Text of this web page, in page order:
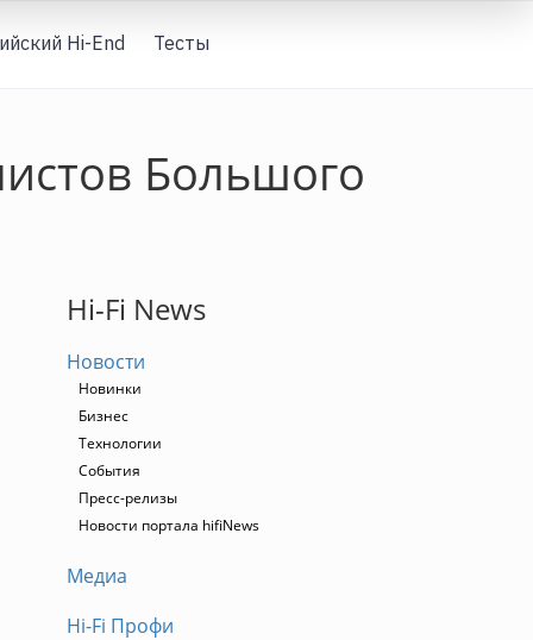
Hi-End Тесты
Большого
Hi-Fi News
Новости
Новинки
Бизнес
Технологии
События
Пресс-релизы
Новости портала hifiNews
Медиа
Hi-Fi Профи